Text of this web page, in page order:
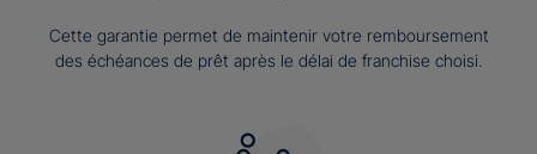
Cette garantie permet de maintenir votre remboursement
des échéances de prêt après le délai de franchise choisi.